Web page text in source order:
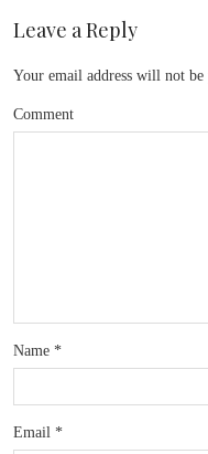
Leave a Reply
Your email address will not be
Comment
Name *
Email *